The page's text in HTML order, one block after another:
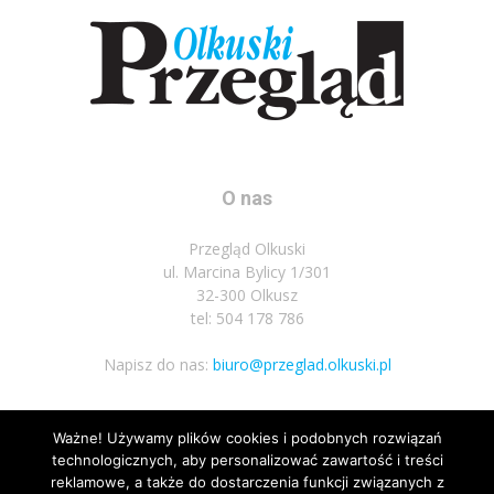
O nas
Przegląd Olkuski
ul. Marcina Bylicy 1/301
32-300 Olkusz
tel: 504 178 786
Napisz do nas: biuro@przeglad.olkuski.pl
Podążaj za nami
Ważne! Używamy plików cookies i podobnych rozwiązań
technologicznych, aby personalizować zawartość i treści
reklamowe, a także do dostarczenia funkcji związanych z